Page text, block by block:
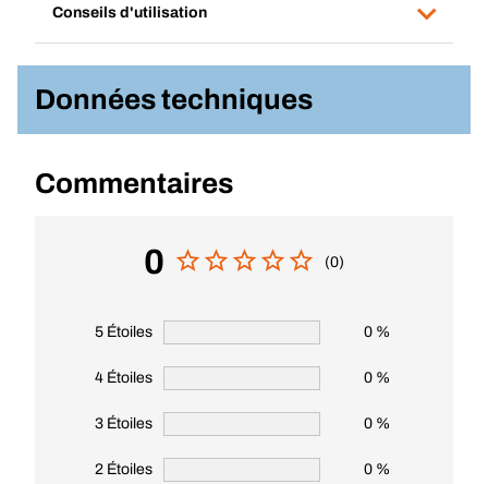
Conseils d'utilisation
Données techniques
Commentaires
0 (0)
5 Étoiles 0 %
4 Étoiles 0 %
3 Étoiles 0 %
2 Étoiles 0 %